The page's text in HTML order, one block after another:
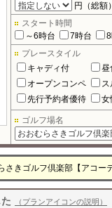
円（総額
スタート時間
～6時台
7時台
プレースタイル
キャディ付
昼
オープンコンペ
ス
先行予約者優待
女
ゴルフ場名
さきゴルフ倶楽部【アコー
（プランアイコンの説明）